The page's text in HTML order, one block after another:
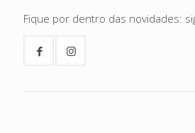
Fique por dentro das novidades: